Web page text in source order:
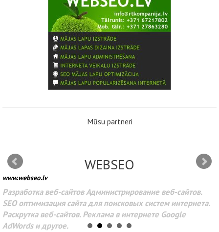
Mūsu partneri
WEBSEO
www.webseo.lv
Разработка веб-сайтов Администрирование веб-сайтов.
SEO оптимизация сайта для поисковых систем интернета.
Раскрутка веб-сайтов. Реклама в интернете Google
AdWords и другое.